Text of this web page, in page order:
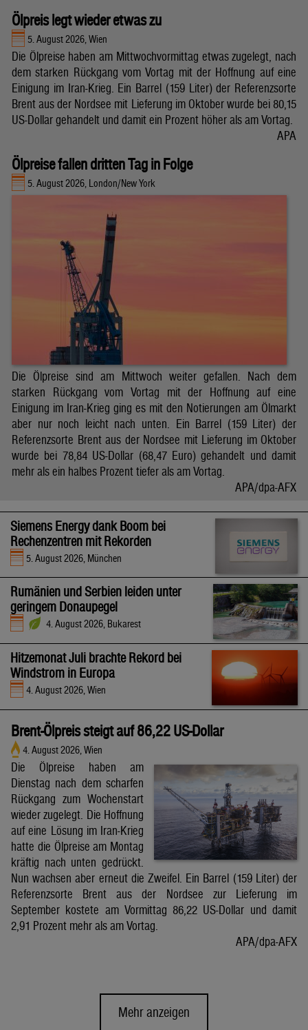
Ölpreis legt wieder etwas zu
5. August 2026, Wien
Die Ölpreise haben am Mittwochvormittag etwas zugelegt, nach
dem starken Rückgang vom Vortag mit der Hoffnung auf eine
Einigung im Iran-Krieg. Ein Barrel (159 Liter) der Referenzsorte
Brent aus der Nordsee mit Lieferung im Oktober wurde bei 80,15
US-Dollar gehandelt und damit ein Prozent höher als am Vortag.
APA
Ölpreise fallen dritten Tag in Folge
5. August 2026, London/New York
Die Ölpreise sind am Mittwoch weiter gefallen. Nach dem
starken Rückgang vom Vortag mit der Hoffnung auf eine
Einigung im Iran-Krieg ging es mit den Notierungen am Ölmarkt
aber nur noch leicht nach unten. Ein Barrel (159 Liter) der
Referenzsorte Brent aus der Nordsee mit Lieferung im Oktober
wurde bei 78,84 US-Dollar (68,47 Euro) gehandelt und damit
mehr als ein halbes Prozent tiefer als am Vortag.
APA/dpa-AFX
Siemens Energy dank Boom bei
Rechenzentren mit Rekorden
5. August 2026, München
Rumänien und Serbien leiden unter
geringem Donaupegel
4. August 2026, Bukarest
Hitzemonat Juli brachte Rekord bei
Windstrom in Europa
4. August 2026, Wien
Brent-Ölpreis steigt auf 86,22 US-Dollar
4. August 2026, Wien
Die Ölpreise haben am
Dienstag nach dem scharfen
Rückgang zum Wochenstart
wieder zugelegt. Die Hoffnung
auf eine Lösung im Iran-Krieg
hatte die Ölpreise am Montag
kräftig nach unten gedrückt.
Nun wachsen aber erneut die Zweifel. Ein Barrel (159 Liter) der
Referenzsorte Brent aus der Nordsee zur Lieferung im
September kostete am Vormittag 86,22 US-Dollar und damit
2,91 Prozent mehr als am Vortag.
APA/dpa-AFX
Mehr anzeigen